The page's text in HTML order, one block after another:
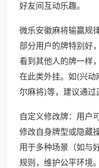
好友间互动乐趣。
微乐安徽麻将输赢规
部分用户的牌特别好
看到其他人的牌一样
在此类外挂。如(兴动
尔麻将)等，建议通过
自定义修改牌：用户
修改自身牌型或隐藏
用于多种场景（如与
规则，维护公平环境。